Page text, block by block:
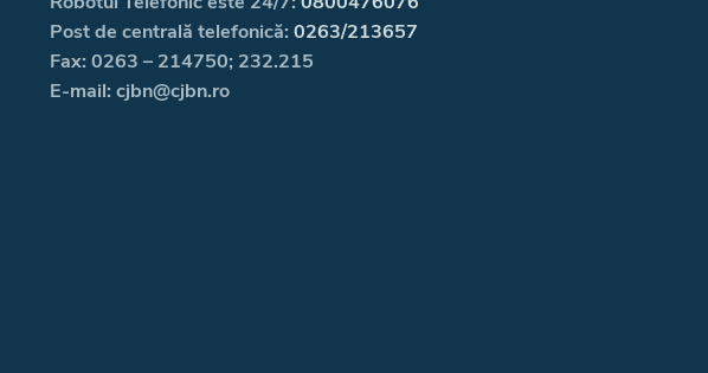
Post de centrală telefonică: 0263/213657
Fax: 0263 – 214750; 232.215
E-mail: cjbn@cjbn.ro